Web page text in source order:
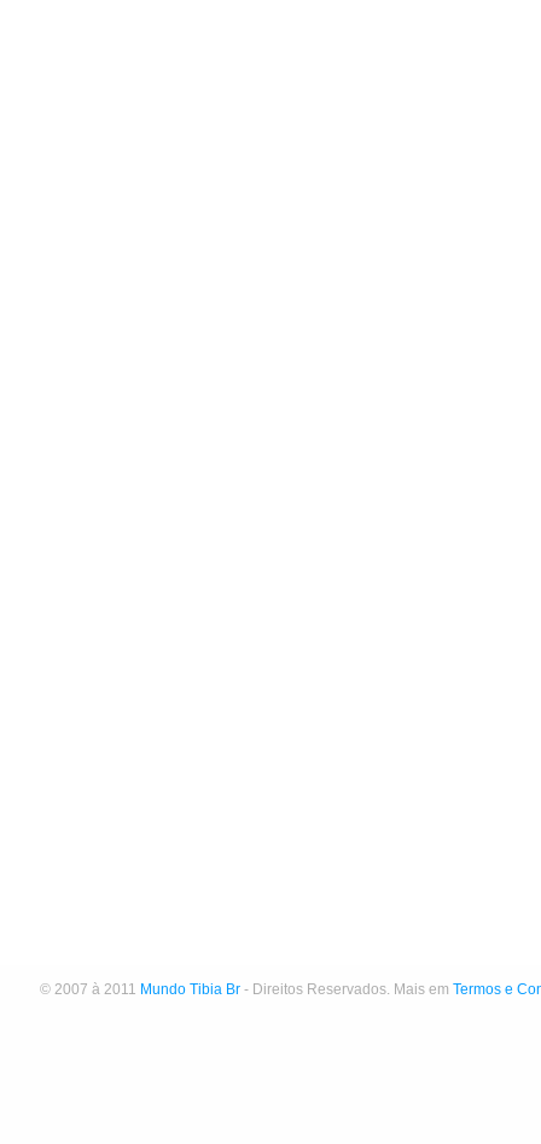
© 2007 à 2011 Mundo Tibia Br - Direitos Reservados. Mais em Termos e